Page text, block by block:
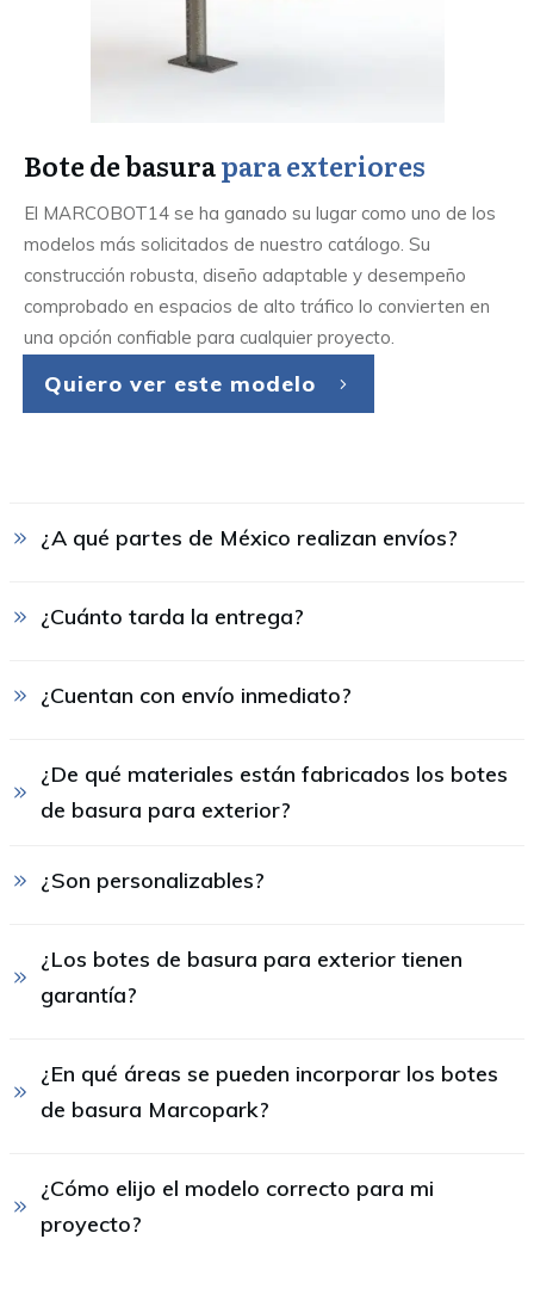
Bote de basurapara exteriores
El MARCOBOT14 se ha ganado su lugar como uno de los
modelos más solicitados de nuestro catálogo. Su
construcción robusta, diseño adaptable y desempeño
comprobado en espacios de alto tráfico lo convierten en
una opción confiable para cualquier proyecto.
Quiero ver este modelo
¿A qué partes de México realizan envíos?
¿Cuánto tarda la entrega?
¿Cuentan con envío inmediato?
¿De qué materiales están fabricados los botes
de basura para exterior?
¿Son personalizables?
¿Los botes de basura para exterior tienen
garantía?
¿En qué áreas se pueden incorporar los botes
de basura Marcopark?
¿Cómo elijo el modelo correcto para mi
proyecto?